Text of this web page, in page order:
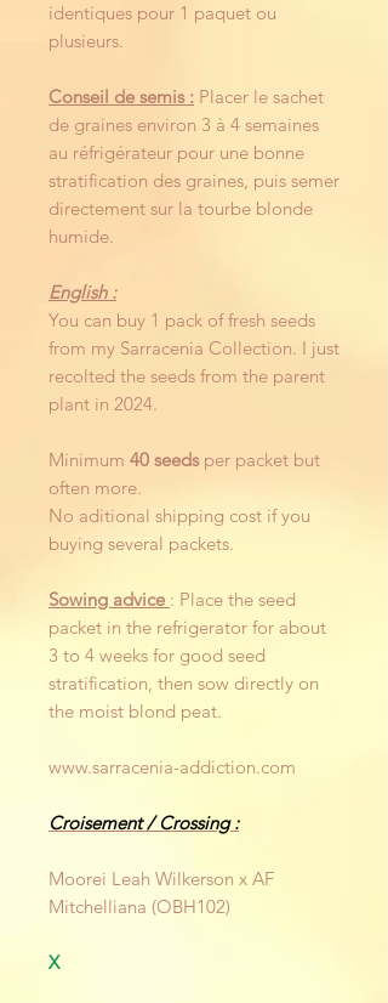
identiques pour 1 paquet ou
plusieurs.
Conseil de semis : Placer le sachet
de graines environ 3 à 4 semaines
au réfrigérateur pour une bonne
stratification des graines, puis semer
directement sur la tourbe blonde
humide.
English :
You can buy 1 pack of fresh seeds
from my Sarracenia Collection. I just
recolted the seeds from the parent
plant in 2024.
Minimum 40 seedsper packet but
often more.
No aditional shipping cost if you
buying several packets.
Sowing advice : Place the seed
packet in the refrigerator for about
3 to 4 weeks for good seed
stratification, then sow directly on
the moist blond peat.
www.sarracenia-addiction.com
Croisement / Crossing :
Moorei Leah Wilkerson x AF
Mitchelliana (OBH102)
X